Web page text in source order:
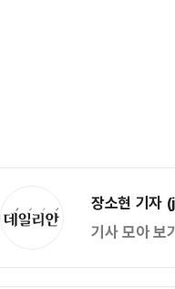
장소현 기
기사 모아 보